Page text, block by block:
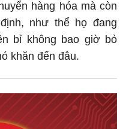
hàng hóa mà còn
như thể họ đang
bỉ không bao giờ bỏ
khăn đến đâu.